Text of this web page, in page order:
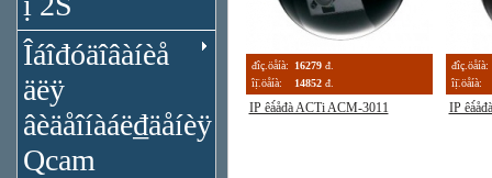
Îáîđóäîâàíèå
äëÿ
âèäåîíàáë₫äåíèÿ
Qcam
đîç.öåíà: 16279 đ.
îị̈.öåíà:
14852 đ.
IP êà́åđà ACTi ACM-3011
đîç.öåíà:
îị̈.öåíà:
IP